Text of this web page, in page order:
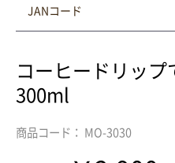
JANコード
コーヒードリップ
300ml
商品コード： MO-3030